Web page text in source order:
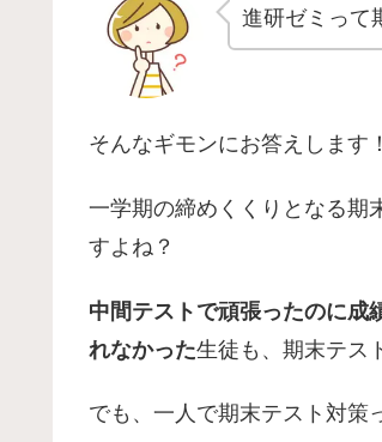
進研ゼミって
そんなギモンにお答えします！
一学期の締めくくりとなる期
すよね？
中間テストで頑張ったのに成
れなかった生徒も、期末テス
でも、一人で期末テスト対策